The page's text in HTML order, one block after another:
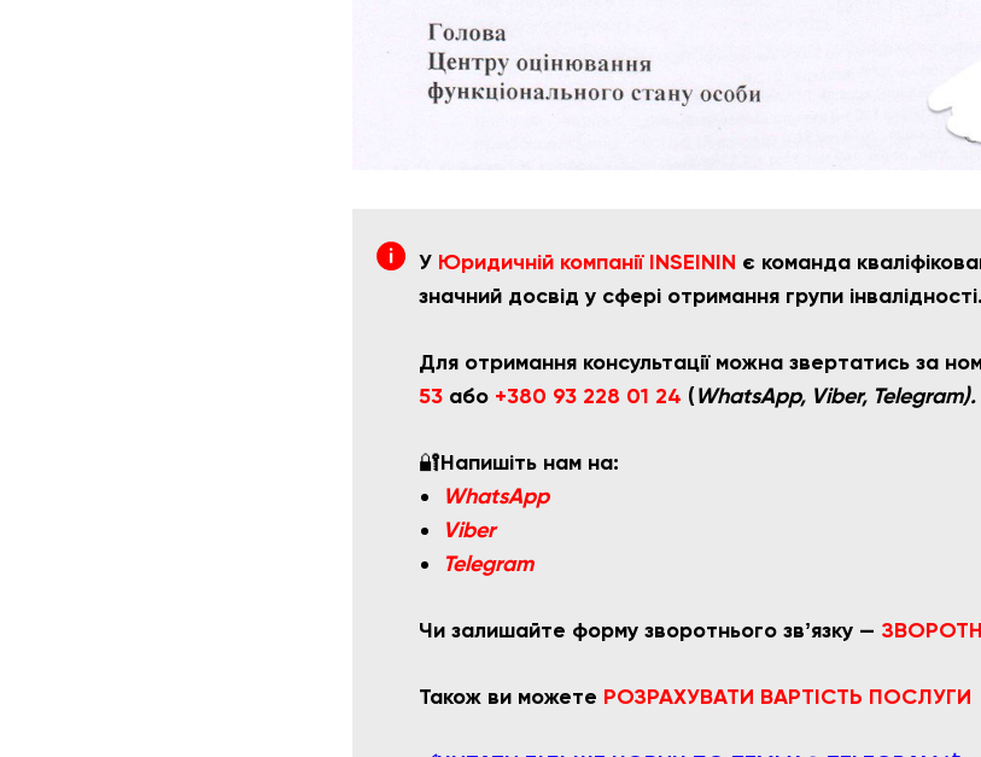
У Юридичній компанії INSEININ є команда
значний досвід у сфері отримання групи інвалідності.
Для отримання консультації можна звертатись за
53 або +380 93 228 01 24 (WhatsApp, Viber, Telegram).
🔐Напишіть нам на:
WhatsApp
Viber
Telegram
Чи залишайте форму зворотнього звʼязку —
Також ви можете РОЗРАХУВАТИ ВАРТІСТЬ ПОСЛУГИ